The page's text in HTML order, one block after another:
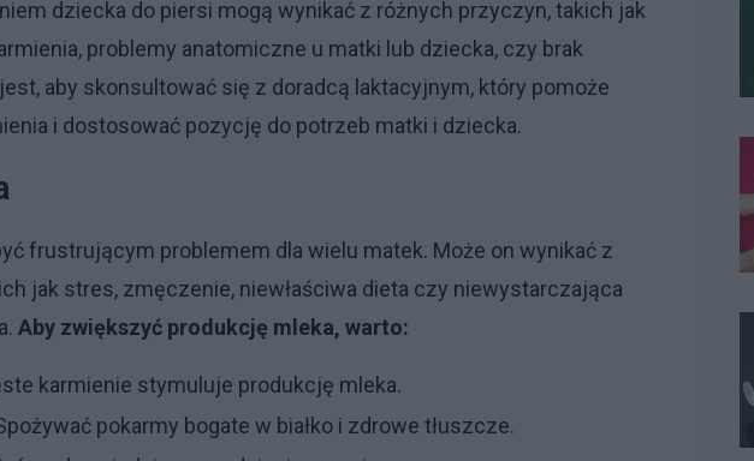
dziecka do piersi mogą wynikać z różnych przyczyn, takich jak
problemy anatomiczne u matki lub dziecka, czy brak
aby skonsultować się z doradcą laktacyjnym, który pomoże
i dostosować pozycję do potrzeb matki i dziecka.
frustrującym problemem dla wielu matek. Może on wynikać z
jak stres, zmęczenie, niewłaściwa dieta czy niewystarczająca
Aby zwiększyć produkcję mleka, warto:
karmienie stymuluje produkcję mleka.
pokarmy bogate w białko i zdrowe tłuszcze.